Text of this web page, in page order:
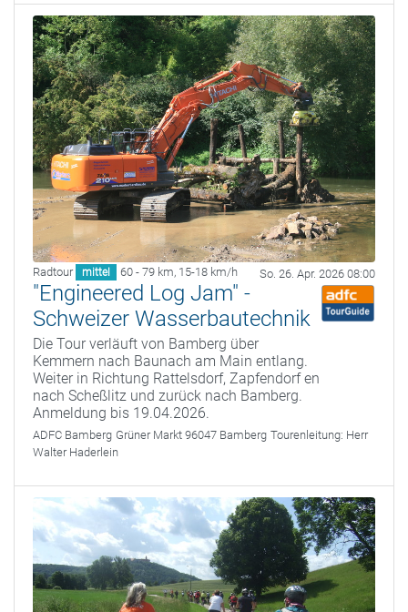
Radtour mittel 60 - 79 km, 15-18 km/h So. 26. Apr. 2026 08:00
"Engineered Log Jam" -
Schweizer Wasserbautechnik
Die Tour verläuft von Bamberg über
Kemmern nach Baunach am Main entlang.
Weiter in Richtung Rattelsdorf, Zapfendorf en
nach Scheßlitz und zurück nach Bamberg.
Anmeldung bis 19.04.2026.
ADFC Bamberg Grüner Markt 96047 Bamberg Tourenleitung: Herr
Walter Haderlein